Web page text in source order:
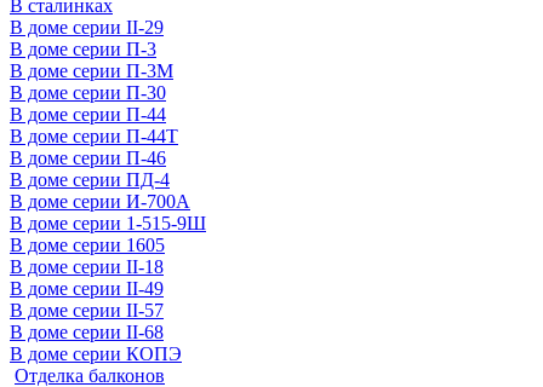
В сталинках
В доме серии II-29
В доме серии П-3
В доме серии П-3М
В доме серии П-30
В доме серии П-44
В доме серии П-44Т
В доме серии П-46
В доме серии ПД-4
В доме серии И-700А
В доме серии 1-515-9Ш
В доме серии 1605
В доме серии II-18
В доме серии II-49
В доме серии II-57
В доме серии II-68
В доме серии КОПЭ
Отделка балконов